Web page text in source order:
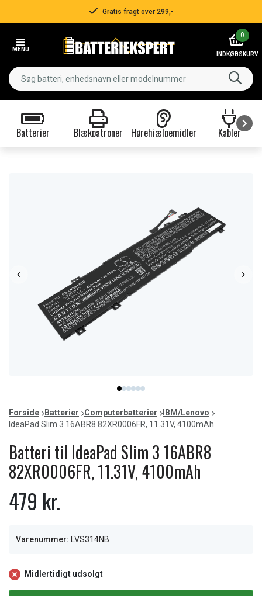
Gratis fragt over 299,-
MENU
0
INDKØBSKURV
Batterier Blækpatroner Hørehjælpemidler Kabler
item
0
item
1
item
2
item
3
item
4
item
5
of
6
Forside Batterier Computerbatterier
IBM/Lenovo
IdeaPad Slim 3 16ABR8 82XR0006FR, 11.31V, 4100mAh
Batteri til IdeaPad Slim 3 16ABR8
82XR0006FR, 11.31V, 4100mAh
479 kr.
Varenummer: LVS314NB
Midlertidigt udsolgt